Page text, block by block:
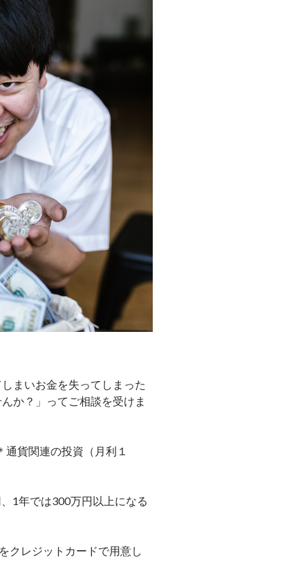
まいお金を失ってしまった
か？」ってご相談を受けま
貨関連の投資（月利１
1年では300万円以上になる
クレジットカードで用意し